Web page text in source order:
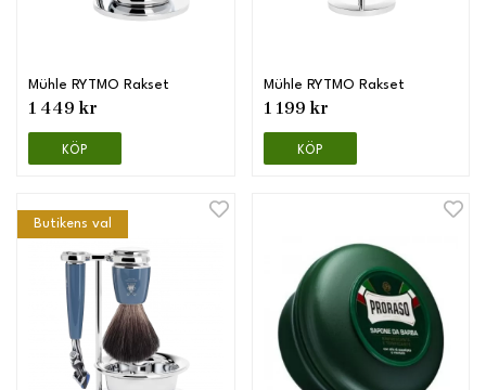
Mühle RYTMO Rakset
1 449 kr
KÖP
Mühle RYTMO Rakset
1 199 kr
KÖP
Butikens val